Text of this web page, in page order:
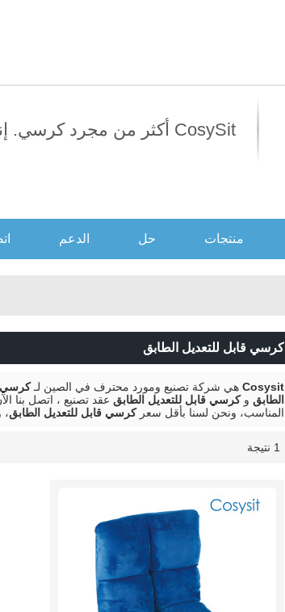
CosySit أكثر من مجرد كرسي. إنه سعى أعلى للحياة!
منتجات حل الدعم
كرسي قابل للتعديل الطابق
Cosysit هي شركة تصنيع ومورد محترف في الصين لـكرسي
الطابق وكرسي قابل للتعديل الطابق عقد تصنيع ، اتصل
المناسب، ونحن لسنا بأقل سعركرسي قابل للتعديل الطابق
1 نتيجة